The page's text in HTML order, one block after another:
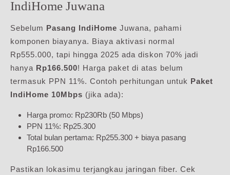
IndiHome Juwana
Sebelum Pasang IndiHome Juwana, pahami
komponen biayanya. Biaya aktivasi normal
Rp555.000, tapi hingga 2025 ada diskon 70% jadi
hanya Rp166.500! Harga paket di atas belum
termasuk PPN 11%. Contoh perhitungan untuk Paket
IndiHome 10Mbps (jika ada):
Harga promo: Rp230Rb (50 Mbps)
PPN 11%: Rp25.300
Total bulan pertama: Rp255.300 + biaya pasang
Rp166.500
Pastikan lokasimu terjangkau jaringan fiber. Cek